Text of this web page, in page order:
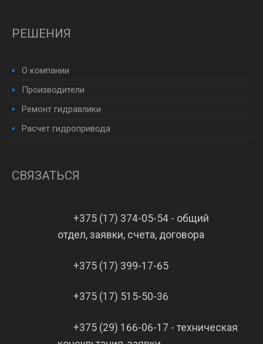
РЕШЕНИЯ
О компании
Производители
Ремонт гидравлики
Расчет гидропривода
СВЯЗАТЬСЯ
+375 (17) 374-05-54 - общий
отдел, заявки, счета, договора
+375 (17) 399-17-65
+375 (17) 515-50-36
+375 (29) 166-06-17 - техническая